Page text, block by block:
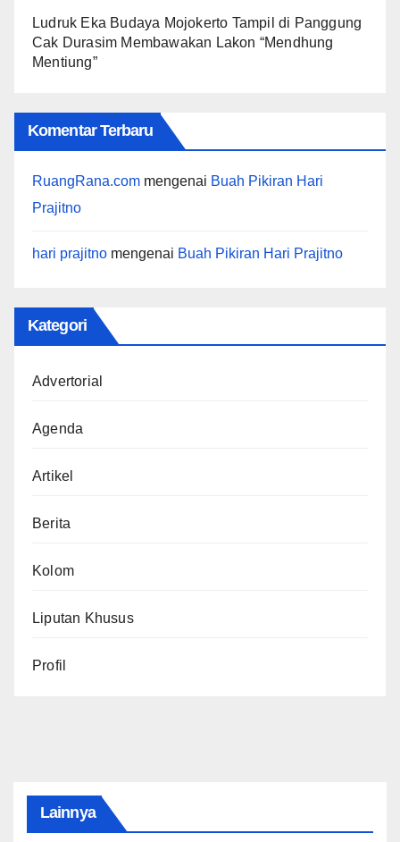
Ludruk Eka Budaya Mojokerto Tampil di Panggung
Cak Durasim Membawakan Lakon “Mendhung
Mentiung”
Komentar Terbaru
RuangRana.com mengenai Buah Pikiran Hari
Prajitno
hari prajitno mengenai Buah Pikiran Hari Prajitno
Kategori
Advertorial
Agenda
Artikel
Berita
Kolom
Liputan Khusus
Profil
Lainnya